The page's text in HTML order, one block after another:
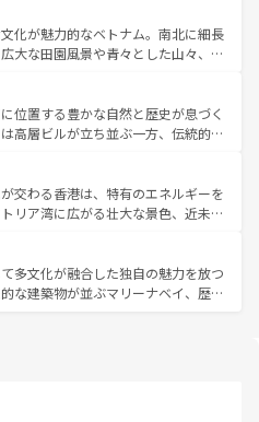
イーツなど、バラエティ豊かな料理
。 なお、新着の台湾情報は コンテンツ一覧を参
ば四季折々の自然美を楽しむことが
チや焼肉、絶品のストリートフード
料理が待っている。夜には、韓国な
、韓国の多彩な魅力を心ゆくまで味
わってみてほしい。 なお、新着の韓国情報はコンテンツ一
化が魅力的なベトナム。南北に細長
大な田園風景や青々とした山々、世
が息づく。ハノイの古い町並みやホ
統治時代の建物も、独特の雰囲気を
、バラエティの豊かさとおいしさで
ミー、ベトナムコーヒーなどは、ぜ
どの地域を訪れてもあたたかい人々
るので、きっと忘れられない旅にな
位置する豊かな自然と歴史が息づく
高層ビルが立ち並ぶ一方、伝統的な
。北部ではチェンマイなどの山岳地
南部ではプーケットやクラビの美し
分を楽しむことができる。タイ料理
温暖で、どの季節にも異なる楽しみ
やすいタイの人々、仏教を中心とし
観光資源が、訪れる旅人を魅了し続
交わる香港は、特有のエネルギーを
リア湾に広がる壮大な景色、近未来
動するはず。観光スポットが密集し
ころを回れるのも魅力。息をのむよ
体験まで、香港を存分に楽しみ尽く
多文化が融合した独自の魅力を放つ
な建築物が並ぶマリーナベイ、歴史
の風情を楽しめる外せないスポット